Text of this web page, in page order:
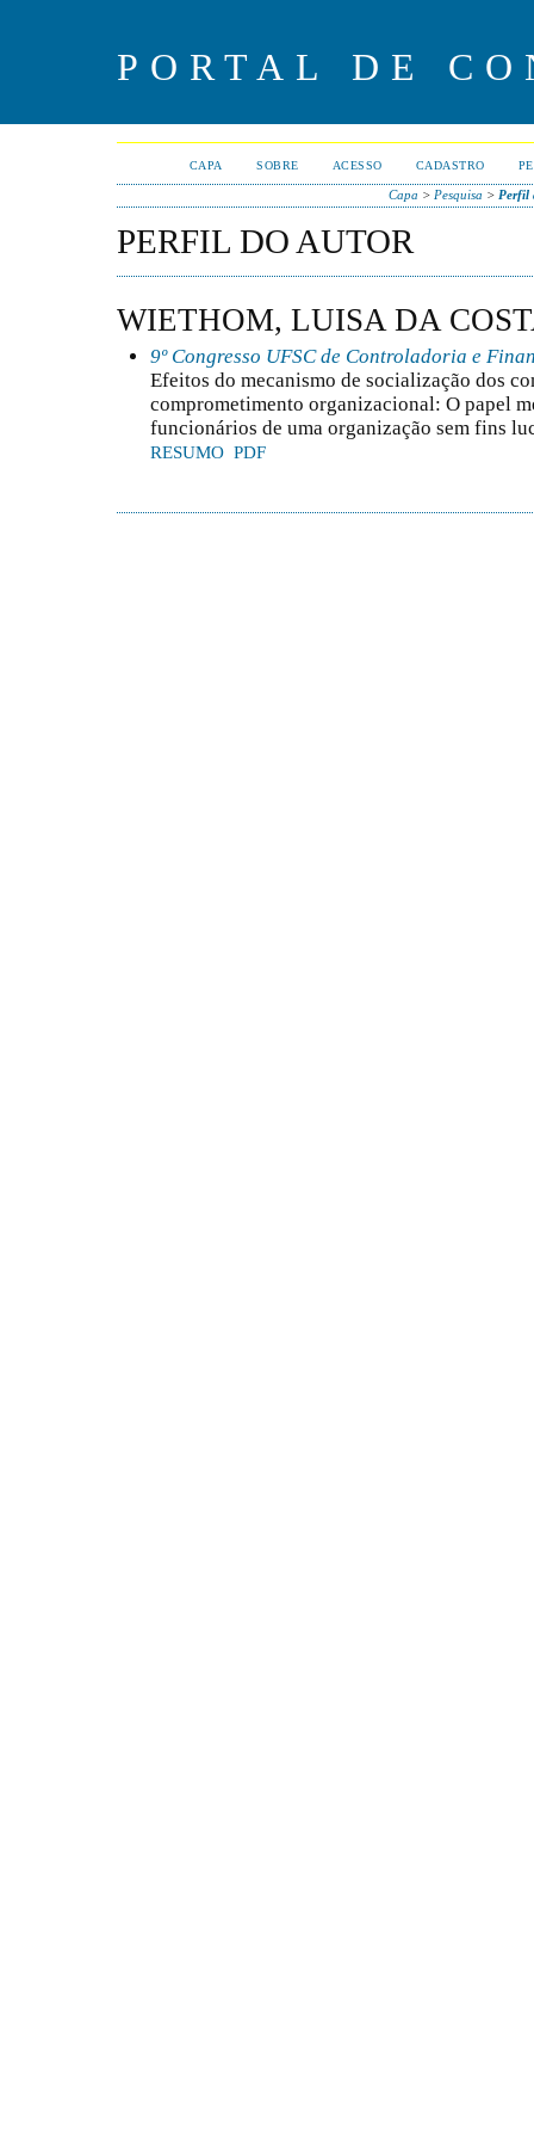
PORTAL DE
CAPA SOBRE ACESSO CADASTRO
Capa > Pesquisa > Perfil
PERFIL DO AUTOR
WIETHOM, LUISA DA
9º Congresso UFSC de Controladoria e
Efeitos do mecanismo de socialização dos
comprometimento organizacional: O papel
funcionários de uma organização sem fins
RESUMO PDF